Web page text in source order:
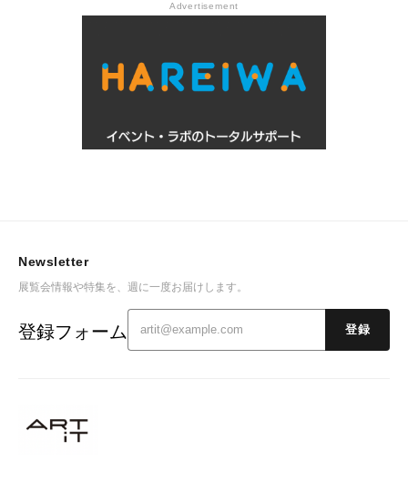
Advertisement
Newsletter
展覧会情報や特集を、週に一度お届けします。
登録フォーム 登録